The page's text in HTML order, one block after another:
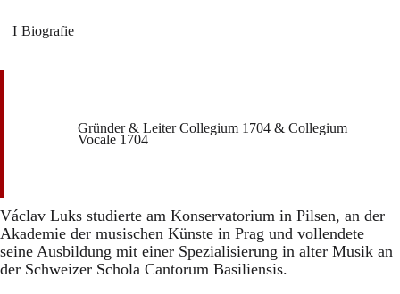
Biografie
Gründer & Leiter Collegium 1704 & Collegium
Vocale 1704
Václav Luks studierte am Konservatorium in Pilsen, an der
Akademie der musischen Künste in Prag und vollendete
seine Ausbildung mit einer Spezialisierung in alter Musik an
der Schweizer Schola Cantorum Basiliensis.